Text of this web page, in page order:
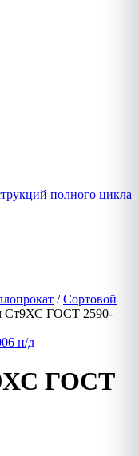
полного цикла
/Сортовой
Ст9ХС ГОСТ 2590-
ГОСТ